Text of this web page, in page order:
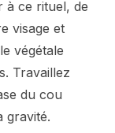
à ce rituel, de
visage et
végétale
Travaillez
du cou
gravité.